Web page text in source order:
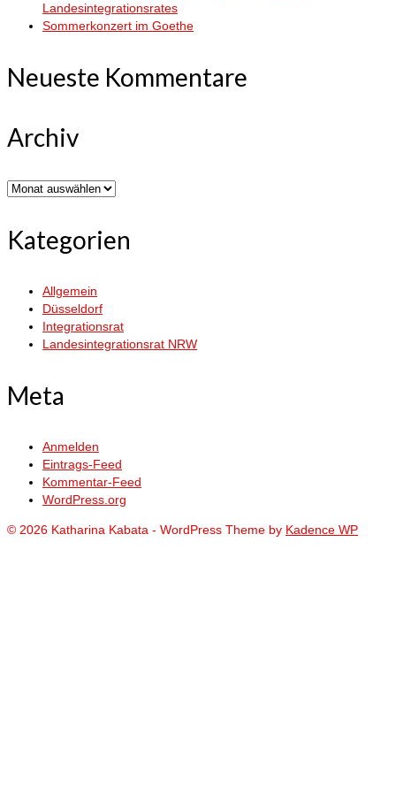
Landesintegrationsrates
Sommerkonzert im Goethe
Neueste Kommentare
Archiv
Archiv
Kategorien
Allgemein
Düsseldorf
Integrationsrat
Landesintegrationsrat NRW
Meta
Anmelden
Eintrags-Feed
Kommentar-Feed
WordPress.org
© 2026 Katharina Kabata - WordPress Theme by Kadence WP